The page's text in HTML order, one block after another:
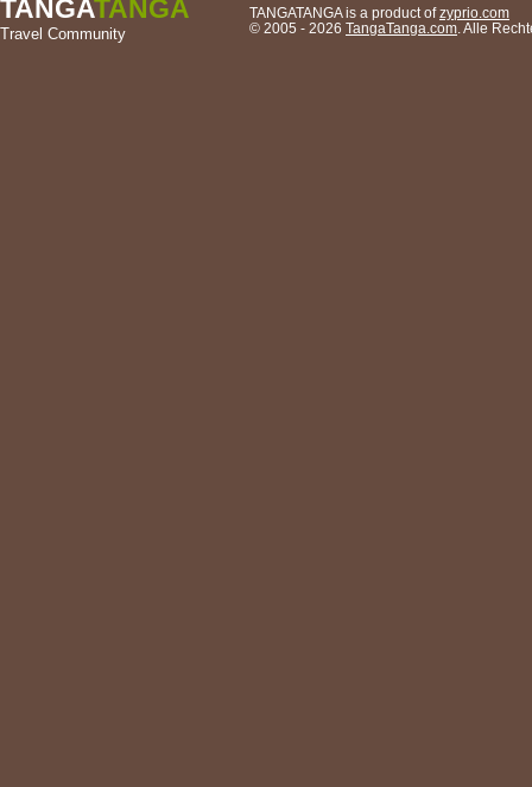
TANGATANGA
Travel Community
TANGATANGA is a product ofzyprio.com
© 2005 - 2026 TangaTanga.com . Alle